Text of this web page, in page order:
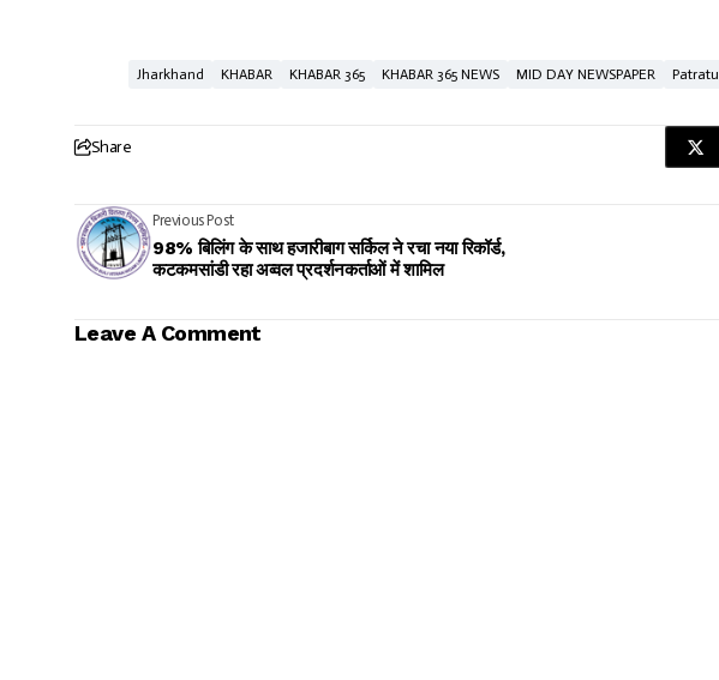
Jharkhand KHABAR KHABAR 365 KHABAR 365 NEWS MID DAY NEWSPAPER Patratu
Share
Previous Post
98% बिलिंग के साथ हजारीबाग सर्किल ने रचा नया रिकॉर्ड,
कटकमसांडी रहा अव्वल प्रदर्शनकर्ताओं में शामिल
Leave A Comment